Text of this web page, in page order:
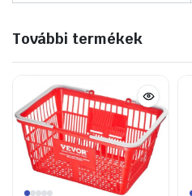
További termékek